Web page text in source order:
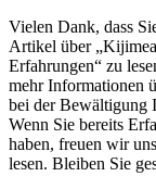
Vielen Dank, dass
Artikel über
Erfahrungen“ zu
mehr Informationen
bei der Bewältigung
Wenn Sie bereits
haben, freuen wir
lesen. Bleiben Sie